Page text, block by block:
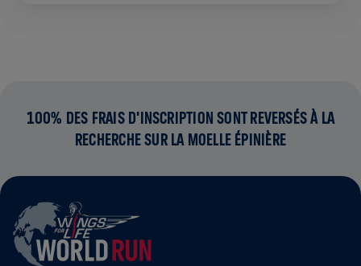
100% DES FRAIS D'INSCRIPTION SONT REVERSÉS À LA
RECHERCHE SUR LA MOELLE ÉPINIÈRE